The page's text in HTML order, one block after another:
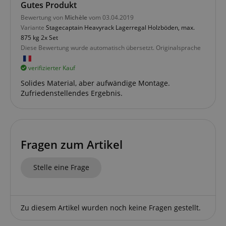
Gutes Produkt
Bewertung von Michèle vom 03.04.2019
Variante Stagecaptain Heavyrack Lagerregal Holzböden, max.
875 kg 2x Set
Diese Bewertung wurde automatisch übersetzt. Originalsprache
verifizierter Kauf
Solides Material, aber aufwändige Montage.
Zufriedenstellendes Ergebnis.
Fragen zum Artikel
Stelle eine Frage
Zu diesem Artikel wurden noch keine Fragen gestellt.
FPGSID
amazon-pay-connectedAuth
Amazon
www.kirstein.de
apay-session-set